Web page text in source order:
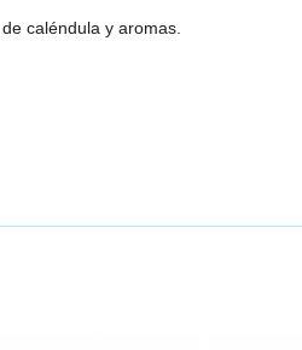
caléndula y aromas.